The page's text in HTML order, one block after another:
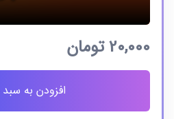
20,000تومان
افزودن به